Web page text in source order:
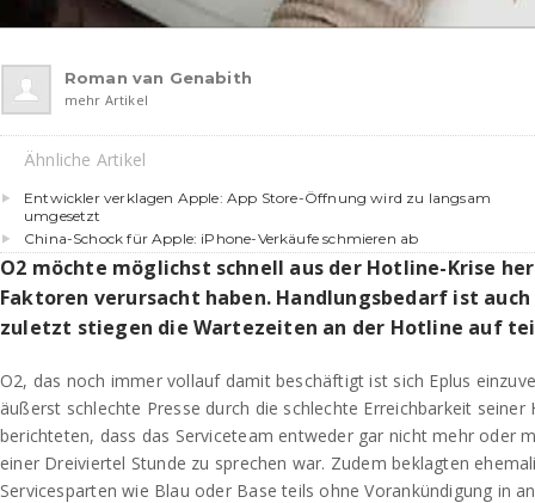
Roman van Genabith
mehr Artikel
Ähnliche Artikel
Entwickler verklagen Apple: App Store-Öffnung wird zu langsam
umgesetzt
China-Schock für Apple: iPhone-Verkäufe schmieren ab
O2 möchte möglichst schnell aus der Hotline-Krise
Faktoren verursacht haben. Handlungsbedarf ist
zuletzt stiegen die Wartezeiten an der Hotline auf
O2, das noch immer vollauf damit beschäftigt ist sich Eplus
äußerst schlechte Presse durch die schlechte Erreichbarkeit seiner
berichteten, dass das Serviceteam entweder gar nicht mehr oder
einer Dreiviertel Stunde zu sprechen war. Zudem beklagten
Servicesparten wie Blau oder Base teils ohne Vorankündigung in